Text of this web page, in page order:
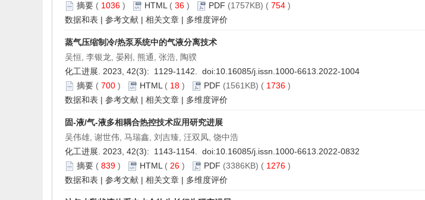
摘要 ( 1036 ) HTML ( 36 ) PDF (1757KB) ( 754 )
数据和表 | 参考文献 | 相关文章 | 多维度评价
蒸气压缩制冷/热泵系统中的气液分离技术
吴恒, 李银龙, 晏刚, 熊通, 张浩, 陶骙
化工进展. 2023, 42(3): 1129-1142. doi:10.16085/j.issn.1000-6613.2022-1004
摘要 ( 700 ) HTML ( 18 ) PDF (1561KB) ( 1736 )
数据和表 | 参考文献 | 相关文章 | 多维度评价
固-液/气-液多相耦合热控技术应用研究进展
吴伟雄, 谢世伟, 马瑞鑫, 刘吉臻, 汪双凤, 饶中浩
化工进展. 2023, 42(3): 1143-1154. doi:10.16085/j.issn.1000-6613.2022-0832
摘要 ( 839 ) HTML ( 26 ) PDF (3386KB) ( 1276 )
数据和表 | 参考文献 | 相关文章 | 多维度评价